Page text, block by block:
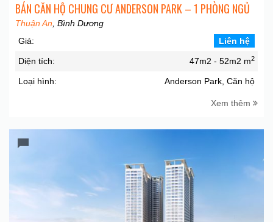
BÁN CĂN HỘ CHUNG CƯ ANDERSON PARK – 1 PHÒNG NGỦ
Thuận An , Bình Dương
Giá:
Liên hệ
Diện tích: 47m2 - 52m2 m2
Loại hình: Anderson Park, Căn hộ
Xem thêm